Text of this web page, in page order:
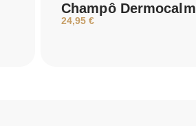
Champô Dermocalm
24,95 €